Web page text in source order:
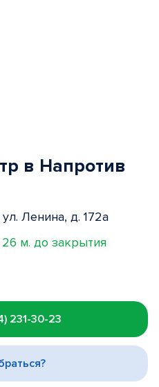
в Напротив
Ленина, д. 172а
26 м. до закрытия
231-30-23